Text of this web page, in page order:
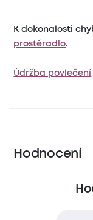
K dokonalosti
prostěradlo.
Údržba povlečení
Hodnocení